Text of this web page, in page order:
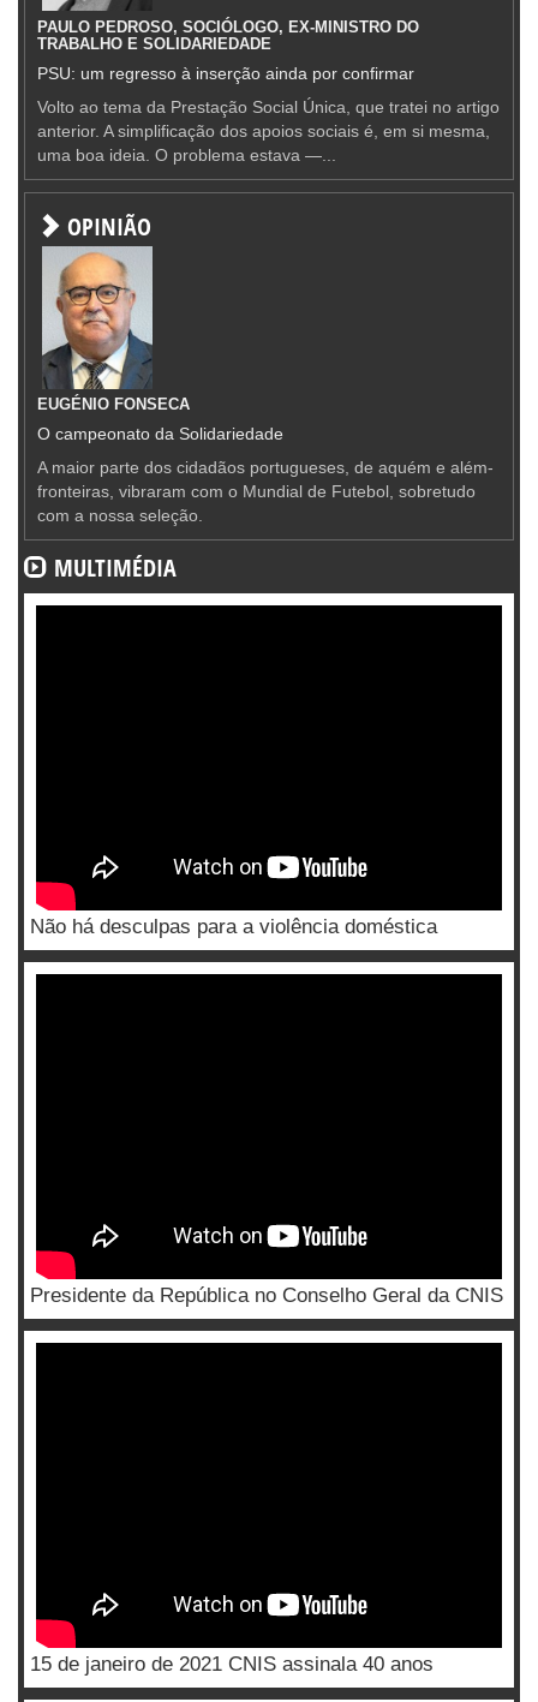
PAULO PEDROSO, SOCIÓLOGO, EX-MINISTRO DO
TRABALHO E SOLIDARIEDADE
PSU: um regresso à inserção ainda por confirmar
Volto ao tema da Prestação Social Única, que tratei no artigo
anterior. A simplificação dos apoios sociais é, em si mesma,
uma boa ideia. O problema estava —...
OPINIÃO
EUGÉNIO FONSECA
O campeonato da Solidariedade
A maior parte dos cidadãos portugueses, de aquém e além-
fronteiras, vibraram com o Mundial de Futebol, sobretudo
com a nossa seleção.
MULTIMÉDIA
Não há desculpas para a violência doméstica
Presidente da República no Conselho Geral da CNIS
15 de janeiro de 2021 CNIS assinala 40 anos